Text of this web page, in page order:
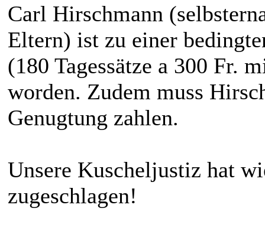
Carl Hirschmann
Eltern) ist zu einer
(180 Tagessätze a 300 Fr.
worden. Zudem muss
Genugtung zahlen.
Unsere Kuscheljustiz hat
zugeschlagen!